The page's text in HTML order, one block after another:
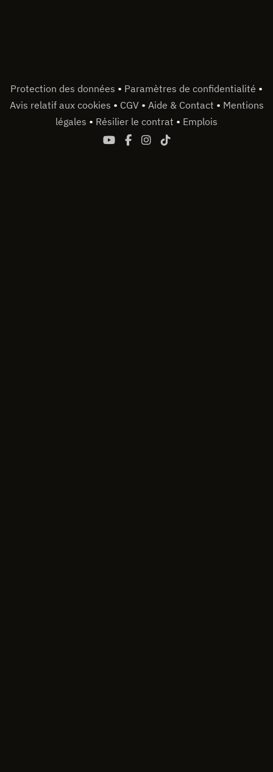
Protection des données • Paramètres de confidentialité •
Avis relatif aux cookies • CGV • Aide & Contact • Mentions
légales • Résilier le contrat • Emplois